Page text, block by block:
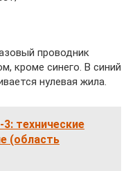
проводник
кроме синего. В синий
нулевая жила.
технические
(область